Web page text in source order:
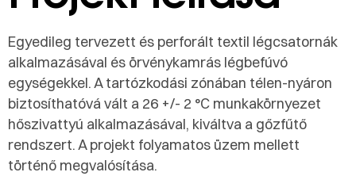
Egyedileg tervezett és perforált textil légcsatornák
alkalmazásával és örvénykamrás légbefúvó
egységekkel. A tartózkodási zónában télen-nyáron
biztosíthatóvá vált a 26 +/- 2 °C munkakörnyezet
hőszivattyú alkalmazásával, kiváltva a gőzfűtő
rendszert. A projekt folyamatos üzem mellett
történő megvalósítása.